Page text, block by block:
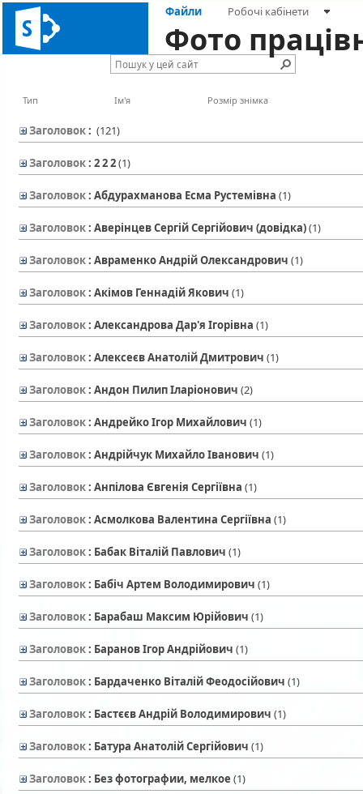
Файли Робочі кабінети
Фото
Тип Ім'я Розмір знімка
Заголовок: ‎(121)
Заголовок: 2 2 2‎(1)
Заголовок: Абдурахманова Есма Рустемівна ‎(1)
Заголовок: Аверінцев Сергій Сергійович (довідка)‎(1)
Заголовок: Авраменко Андрій Олександрович ‎(1)
Заголовок: Акімов Геннадій Якович ‎(1)
Заголовок: Александрова Дар'я Ігорівна ‎(1)
Заголовок: Алексеєв Анатолій Дмитрович ‎(1)
Заголовок: Андон Пилип Iларіонович ‎(2)
Заголовок: Андрейко Ігор Михайлович ‎(1)
Заголовок: Андрійчук Михайло Іванович ‎(1)
Заголовок: Анпілова Євгенія Сергіївна ‎(1)
Заголовок: Асмолкова Валентина Сергіївна ‎(1)
Заголовок: Бабак Віталій Павлович ‎(1)
Заголовок: Бабіч Артем Володимирович ‎(1)
Заголовок: Барабаш Максим Юрійович ‎(1)
Заголовок: Баранов Ігор Андрійович ‎(1)
Заголовок: Бардаченко Віталій Феодосійович ‎(1)
Заголовок: Бастєєв Андрій Володимирович ‎(1)
Заголовок: Батура Анатолій Сергійович ‎(1)
Заголовок: Без фотографии, мелкое ‎(1)